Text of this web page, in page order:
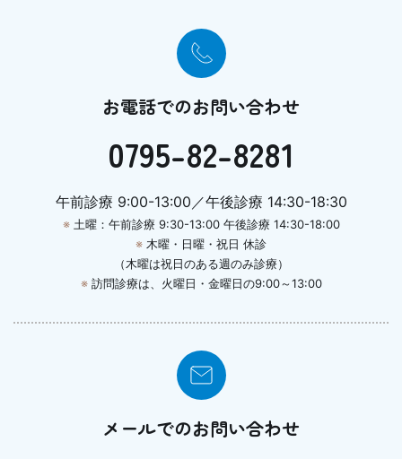
お電話でのお問い合わせ
0795-82-8281
午前診療 9:00-13:00／午後診療 14:30-18:30
※土曜：午前診療 9:30-13:00 午後診療 14:30-18:00
※ 木曜・日曜・祝日 休診
（木曜は祝日のある週のみ診療）
※訪問診療は、火曜日・金曜日の9:00～13:00
メールでのお問い合わせ